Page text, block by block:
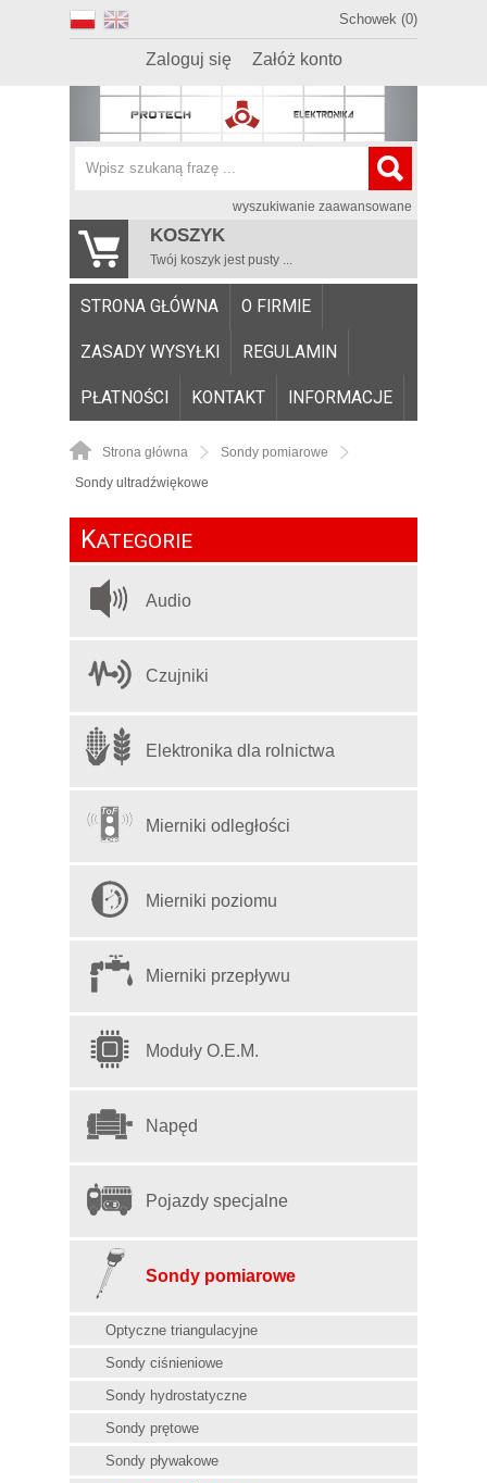
Schowek (0)
Zaloguj się Załóż konto
wyszukiwanie zaawansowane
KOSZYK
Twój koszyk jest pusty ...
STRONA GŁÓWNA O FIRMIE
ZASADY WYSYŁKI REGULAMIN
PŁATNOŚCI KONTAKT INFORMACJE
Strona główna
Sondy pomiarowe
Sondy ultradźwiękowe
KATEGORIE
Audio
Czujniki
Elektronika dla rolnictwa
Mierniki odległości
Mierniki poziomu
Mierniki przepływu
Moduły O.E.M.
Napęd
Pojazdy specjalne
Sondy pomiarowe
Optyczne triangulacyjne
Sondy ciśnieniowe
Sondy hydrostatyczne
Sondy prętowe
Sondy pływakowe